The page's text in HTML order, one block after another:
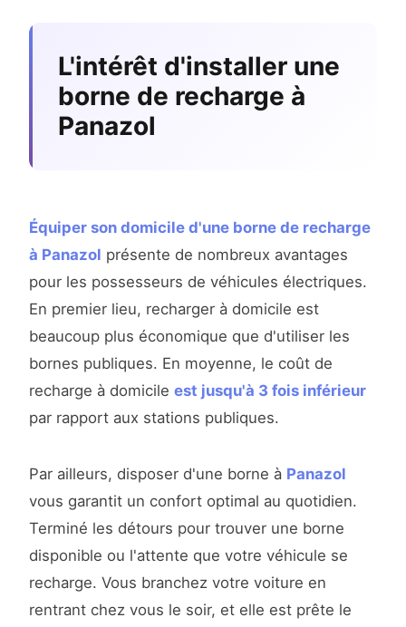
L'intérêt d'installer une
borne de recharge à
Panazol
Équiper son domicile d'une borne de recharge
à Panazol présente de nombreux avantages
pour les possesseurs de véhicules électriques.
En premier lieu, recharger à domicile est
beaucoup plus économique que d'utiliser les
bornes publiques. En moyenne, le coût de
recharge à domicile est jusqu'à 3 fois inférieur
par rapport aux stations publiques.
Par ailleurs, disposer d'une borne à Panazol
vous garantit un confort optimal au quotidien.
Terminé les détours pour trouver une borne
disponible ou l'attente que votre véhicule se
recharge. Vous branchez votre voiture en
rentrant chez vous le soir, et elle est prête le